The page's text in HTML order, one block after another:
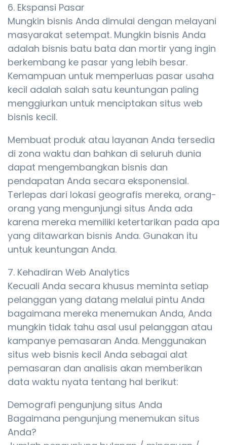
6. Ekspansi Pasar
Mungkin bisnis Anda dimulai dengan melayani
masyarakat setempat. Mungkin bisnis Anda
adalah bisnis batu bata dan mortir yang ingin
berkembang ke pasar yang lebih besar.
Kemampuan untuk memperluas pasar usaha
kecil adalah salah satu keuntungan paling
menggiurkan untuk menciptakan situs web
bisnis kecil.
Membuat produk atau layanan Anda tersedia
di zona waktu dan bahkan di seluruh dunia
dapat mengembangkan bisnis dan
pendapatan Anda secara eksponensial.
Terlepas dari lokasi geografis mereka, orang-
orang yang mengunjungi situs Anda ada
karena mereka memiliki ketertarikan pada apa
yang ditawarkan bisnis Anda. Gunakan itu
untuk keuntungan Anda.
7. Kehadiran Web Analytics
Kecuali Anda secara khusus meminta setiap
pelanggan yang datang melalui pintu Anda
bagaimana mereka menemukan Anda, Anda
mungkin tidak tahu asal usul pelanggan atau
kampanye pemasaran Anda. Menggunakan
situs web bisnis kecil Anda sebagai alat
pemasaran dan analisis akan memberikan
data waktu nyata tentang hal berikut:
Demografi pengunjung situs Anda
Bagaimana pengunjung menemukan situs
Anda?